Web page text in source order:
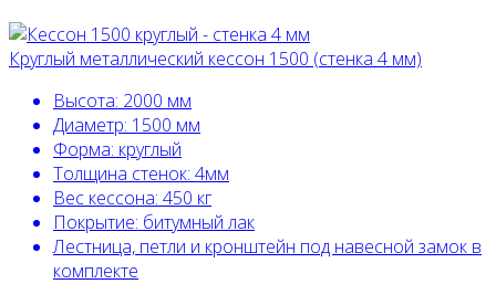
Круглый металлический кессон 1500 (стенка 4 мм)
Высота: 2000 мм
Диаметр: 1500 мм
Форма: круглый
Толщина стенок: 4мм
Вес кессона: 450 кг
Покрытие: битумный лак
Лестница, петли и кронштейн под навесной замок в
комплекте